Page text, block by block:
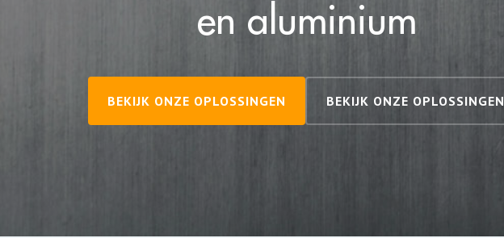
en aluminium
BEKIJK ONZE OPLOSSINGEN BEKIJK ONZE OPLOSSINGEN